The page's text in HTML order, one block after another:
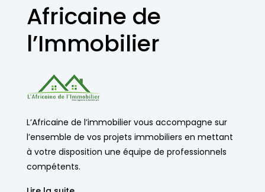
Africaine de
l’Immobilier
L’Africaine de l’immobilier vous accompagne sur
l’ensemble de vos projets immobiliers en mettant
à votre disposition une équipe de professionnels
compétents.